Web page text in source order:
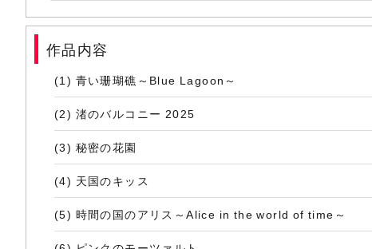
作品内容
(1) 青い珊瑚礁～Blue Lagoon～
(2) 渚のバルコニー 2025
(3) 秘密の花園
(4) 天国のキッス
(5) 時間の国のアリス～Alice in the world of time～